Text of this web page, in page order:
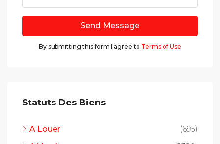
Send Message
By submitting this form I agree to Terms of Use
Statuts Des Biens
A Louer
(695)